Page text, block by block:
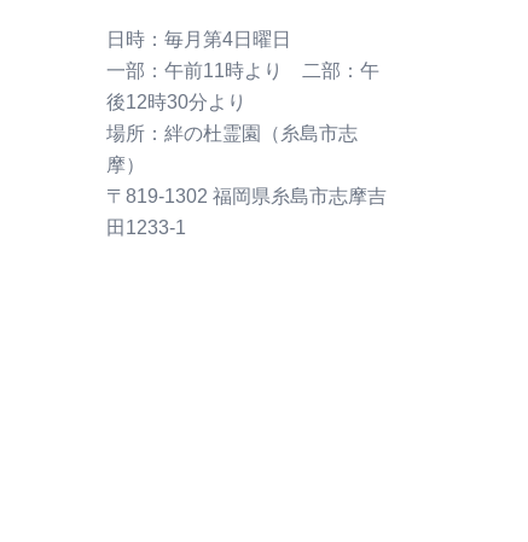
日時：毎月第4日曜日
一部：午前11時より 二部：午
後12時30分より
場所：絆の杜霊園（糸島市志
摩）
〒819-1302 福岡県糸島市志摩吉
田1233-1